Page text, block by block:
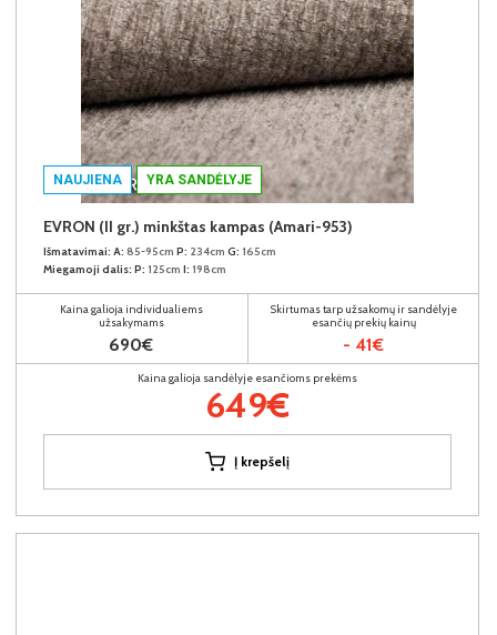
NAUJIENA YRA SANDĖLYJE
EVRON (II gr.) minkštas kampas (Amari-953)
Išmatavimai: A: 85-95cm P: 234cm G: 165cm
Miegamoji dalis: P: 125cm I: 198cm
Kaina galioja individualiems
užsakymams
690€
Skirtumas tarp užsakomų ir sandėlyje
esančių prekių kainų
- 41€
Kaina galioja sandėlyje esančioms prekėms
649€
Į krepšelį